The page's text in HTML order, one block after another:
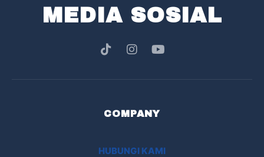
MEDIA SOSIAL
COMPANY
HUBUNGI KAMI